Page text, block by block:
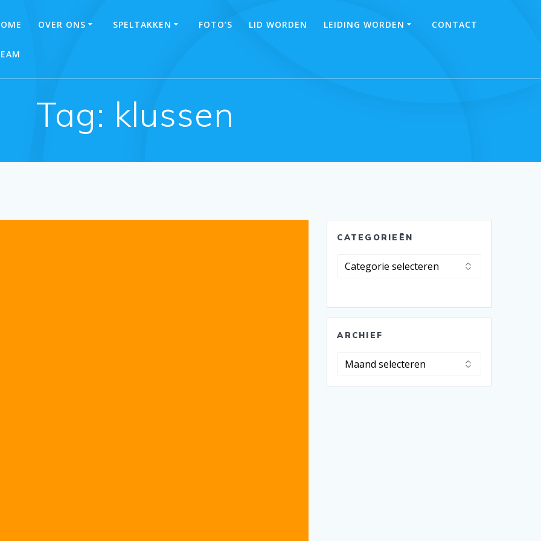
OVER ONS SPELTAKKEN FOTO’S LID WORDEN LEIDING WORDEN CONTACT
Tag: klussen
CATEGORIEËN
Categorieën
ARCHIEF
Archief